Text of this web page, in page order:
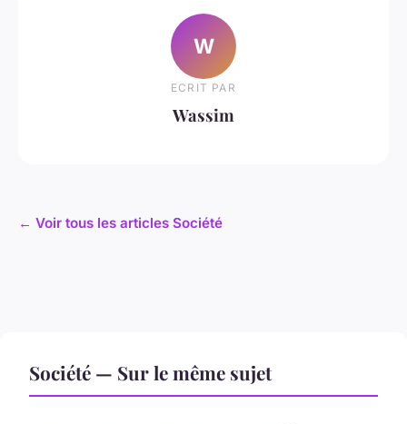
W
ECRIT PAR
Wassim
← Voir tous les articles Société
Société — Sur le même sujet